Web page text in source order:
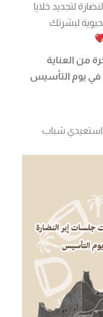
لتجديد خلايا
لبشرتك
من العناية
في يوم التأسيس
استعيدي شباب